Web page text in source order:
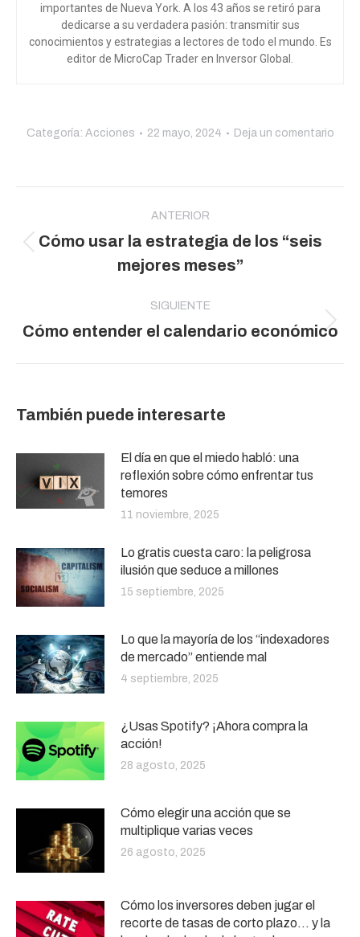
importantes de Nueva York. A los 43 años se retiró para
dedicarse a su verdadera pasión: transmitir sus
conocimientos y estrategias a lectores de todo el mundo. Es
editor de MicroCap Trader en Inversor Global.
Categoría: Acciones 22 mayo, 2024 Deja un comentario
publicaciones
ANTERIOR
Publicación
anterior:
Cómo usar la estrategia de los “seis
mejores meses”
SIGUIENTE
Publicación
Cómo entender el calendario económico
También puede interesarte
El día en que el miedo habló: una
reflexión sobre cómo enfrentar tus
temores
11 noviembre, 2025
Lo gratis cuesta caro: la peligrosa
ilusión que seduce a millones
15 septiembre, 2025
Lo que la mayoría de los “indexadores
de mercado” entiende mal
4 septiembre, 2025
¿Usas Spotify? ¡Ahora compra la
acción!
28 agosto, 2025
Cómo elegir una acción que se
multiplique varias veces
26 agosto, 2025
Cómo los inversores deben jugar el
recorte de tasas de corto plazo… y la